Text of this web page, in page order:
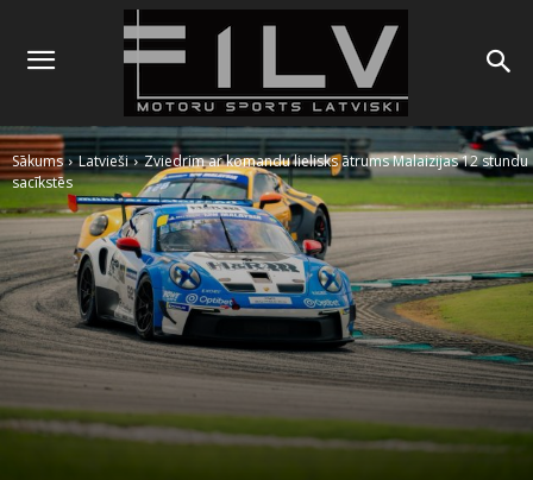
Sākums Latvieši
Zviedrim ar komandu lielisks ātrums Malaizijas 12 stundu
sacīkstēs